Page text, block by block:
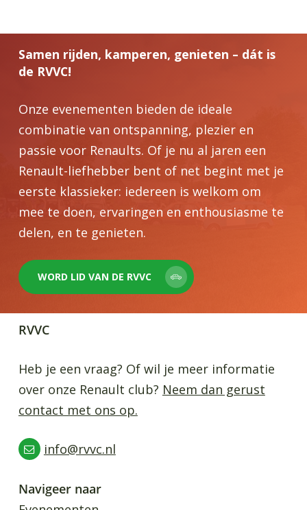
Samen rijden, kamperen, genieten – dát is
de RVVC!
Onze evenementen bieden de ideale
combinatie van ontspanning, plezier en
passie voor Renaults. Of je nu al jaren een
Renault-liefhebber bent of net begint met je
eerste klassieker: iedereen is welkom om
mee te doen, ervaringen en enthousiasme te
delen, en te genieten.
WORD LID VAN DE RVVC
RVVC
Heb je een vraag? Of wil je meer informatie
over onze Renault club? Neem dan gerust
contact met ons op.
info@rvvc.nl
Navigeer naar